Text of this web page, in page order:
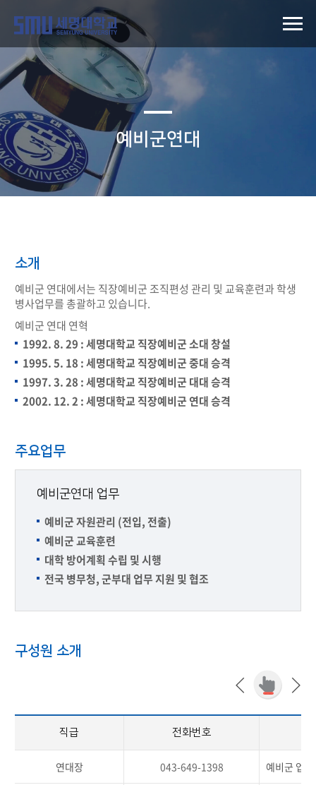
예비군연대
소개
예비군 연대에서는 직장예비군 조직편성 관리 및 교육훈련과 학생
병사업무를 총괄하고 있습니다.
예비군 연대 연혁
1992. 8. 29 : 세명대학교 직장예비군 소대 창설
1995. 5. 18 : 세명대학교 직장예비군 중대 승격
1997. 3. 28 : 세명대학교 직장예비군 대대 승격
2002. 12. 2 : 세명대학교 직장예비군 연대 승격
주요업무
예비군연대 업무
예비군 자원관리 (전입, 전출)
예비군 교육훈련
대학 방어계획 수립 및 시행
전국 병무청, 군부대 업무 지원 및 협조
구성원 소개
직급 전화번호
연대장 043-649-1398 예비군 업